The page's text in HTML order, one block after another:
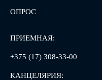
ОПРОС
ПРИЕМНАЯ:
+375 (17) 308-33-00
КАНЦЕЛЯРИЯ: